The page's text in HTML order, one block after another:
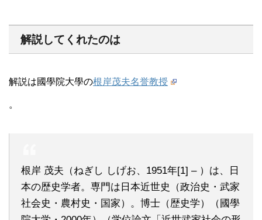
解説してくれたのは
解説は國學院大學の根岸茂夫名誉教授
。
根岸 茂夫（ねぎし しげお、1951年[1] – ）は、日
本の歴史学者。専門は日本近世史（政治史・武家
社会史・農村史・国家）。博士（歴史学）（國學